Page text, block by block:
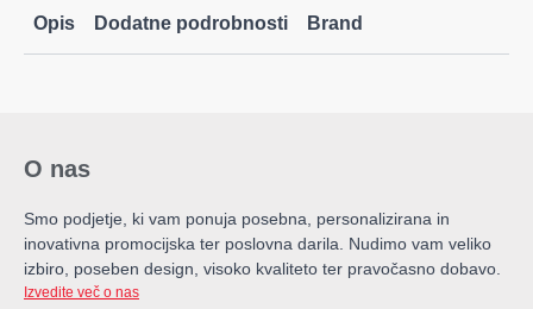
Opis Dodatne podrobnosti Brand
O nas
Smo podjetje, ki vam ponuja posebna, personalizirana in
inovativna promocijska ter poslovna darila. Nudimo vam veliko
izbiro, poseben design, visoko kvaliteto ter pravočasno dobavo.
Izvedite več o nas